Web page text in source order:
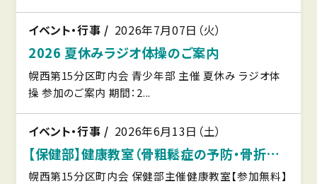
イベント・行事 2026年7月07日（火）
2026 夏休みラジオ体操のご案内
幌西第15分区町内会 青少年部 主催 夏休み ラジオ体
操 参加のご案内 期間：2...
イベント・行事 2026年6月13日（土）
【保健部】健康教室（骨粗鬆症の予防・骨折の防ぎ方）
幌西第15分区町内会 保健部主催健康教室【参加無料】